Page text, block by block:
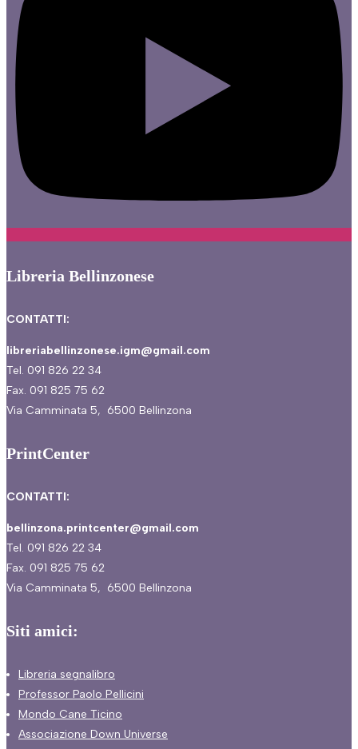
Libreria Bellinzonese
CONTATTI:
libreriabellinzonese.igm@gmail.com
Tel. 091 826 22 34
Fax. 091 825 75 62
Via Camminata 5, 6500 Bellinzona
PrintCenter
CONTATTI:
bellinzona.printcenter@gmail.com
Tel. 091 826 22 34
Fax. 091 825 75 62
Via Camminata 5, 6500 Bellinzona
Siti amici:
Libreria segnalibro
Professor Paolo Pellicini
Mondo Cane Ticino
Associazione Down Universe